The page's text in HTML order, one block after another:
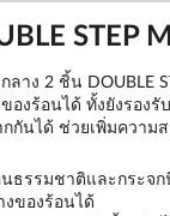
STEP
าง 2 ชิ้น DOUBLE
งร้อนได้ ทั้งยังรอง
นได้ ช่วยเพิ่มความ
ธรรมชาติและกระจก
ของร้อนได้